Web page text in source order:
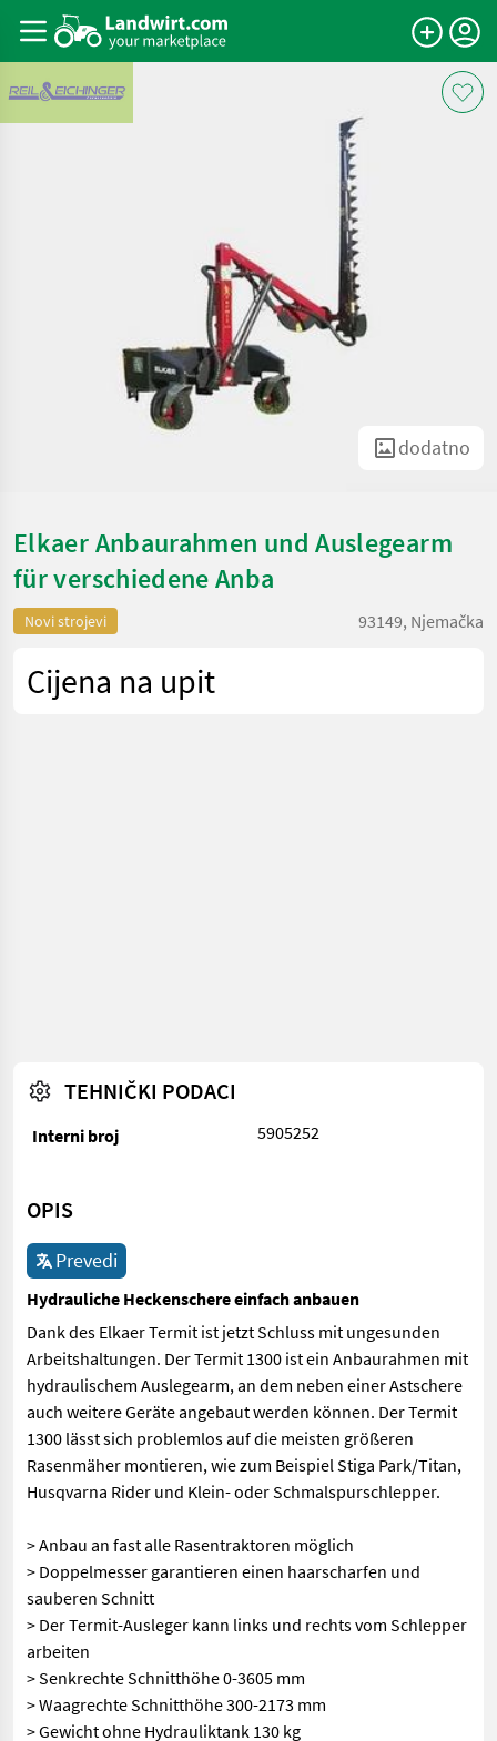
dodatno
Elkaer Anbaurahmen und Auslegearm
für verschiedene Anba
Novi strojevi 93149, Njemačka
Cijena na upit
TEHNIČKI PODACI
Interni broj 5905252
OPIS
Prevedi
Hydrauliche Heckenschere einfach anbauen
Dank des Elkaer Termit ist jetzt Schluss mit ungesunden
Arbeitshaltungen. Der Termit 1300 ist ein Anbaurahmen mit
hydraulischem Auslegearm, an dem neben einer Astschere
auch weitere Geräte angebaut werden können. Der Termit
1300 lässt sich problemlos auf die meisten größeren
Rasenmäher montieren, wie zum Beispiel Stiga Park/Titan,
Husqvarna Rider und Klein- oder Schmalspurschlepper.
> Anbau an fast alle Rasentraktoren möglich
> Doppelmesser garantieren einen haarscharfen und
sauberen Schnitt
> Der Termit-Ausleger kann links und rechts vom Schlepper
arbeiten
> Senkrechte Schnitthöhe 0-3605 mm
> Waagrechte Schnitthöhe 300-2173 mm
> Gewicht ohne Hydrauliktank 130 kg